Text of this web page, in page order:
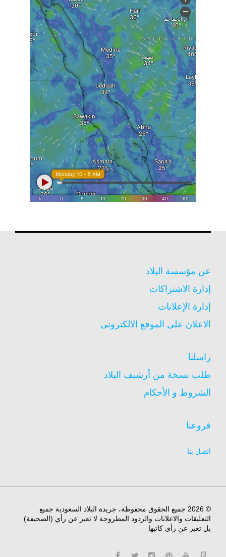
عن مؤسسة البلاد
إدارة الاشتراكات
إدارة الإعلانات
الاعلان على الموقع الالكترونى
راسلنا
طلب نسخة من أرشيف البلاد
الشروط و الأحكام
فروعنا
اتصل بنا
© 2026 جميع الحقوق محفوظة، جريدة البلاد السعودية جميع
التعليقات والاعلانات والردود المطروحة لا تعبر عن رأي (الصحيفة)
بل تعبر عن رأي كاتبها